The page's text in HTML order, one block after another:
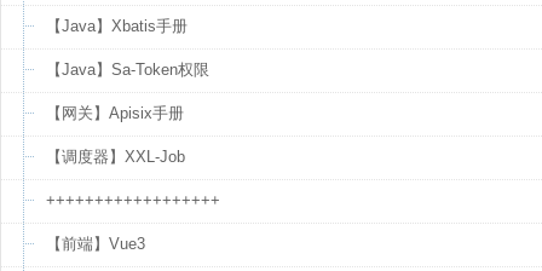
【Java】Xbatis手册
【Java】Sa-Token权限
【网关】Apisix手册
【调度器】XXL-Job
++++++++++++++++++
【前端】Vue3